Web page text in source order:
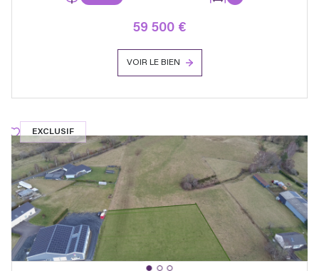
59 500 €
VOIR LE BIEN
EXCLUSIF